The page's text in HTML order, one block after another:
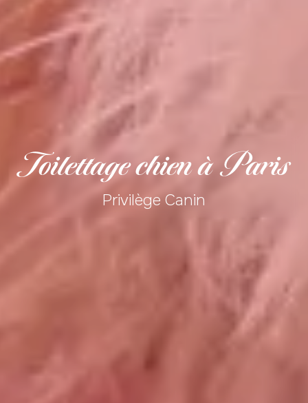
Toilettage chien à Paris
Privilège Canin